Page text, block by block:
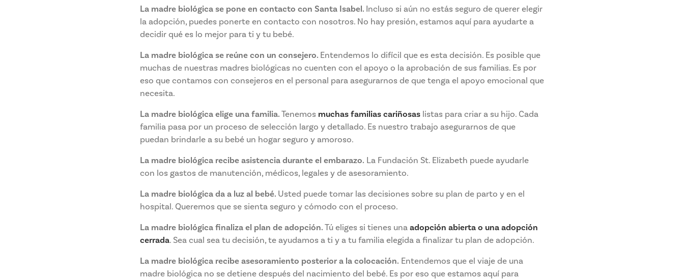
La madre biológica se pone en contacto con Santa Isabel. Incluso si aún no estás seguro de querer elegir
la adopción, puedes ponerte en contacto con nosotros. No hay presión, estamos aquí para ayudarte a
decidir qué es lo mejor para ti y tu bebé.
La madre biológica se reúne con un consejero. Entendemos lo difícil que es esta decisión. Es posible que
muchas de nuestras madres biológicas no cuenten con el apoyo o la aprobación de sus familias. Es por
eso que contamos con consejeros en el personal para asegurarnos de que tenga el apoyo emocional que
necesita.
La madre biológica elige una familia.Tenemos muchas familias cariñosaslistas para criar a su hijo. Cada
familia pasa por un proceso de selección largo y detallado. Es nuestro trabajo asegurarnos de que
puedan brindarle a su bebé un hogar seguro y amoroso.
La madre biológica recibe asistencia durante el embarazo. La Fundación St. Elizabeth puede ayudarle
con los gastos de manutención, médicos, legales y de asesoramiento.
La madre biológica da a luz al bebé. Usted puede tomar las decisiones sobre su plan de parto y en el
hospital. Queremos que se sienta seguro y cómodo con el proceso.
La madre biológica finaliza el plan de adopción.Tú eliges si tienes unaadopción abierta o una adopción
cerrada. Sea cual sea tu decisión, te ayudamos a ti y a tu familia elegida a finalizar tu plan de adopción.
La madre biológica recibe asesoramiento posterior a la colocación. Entendemos que el viaje de una
madre biológica no se detiene después del nacimiento del bebé. Es por eso que estamos aquí para